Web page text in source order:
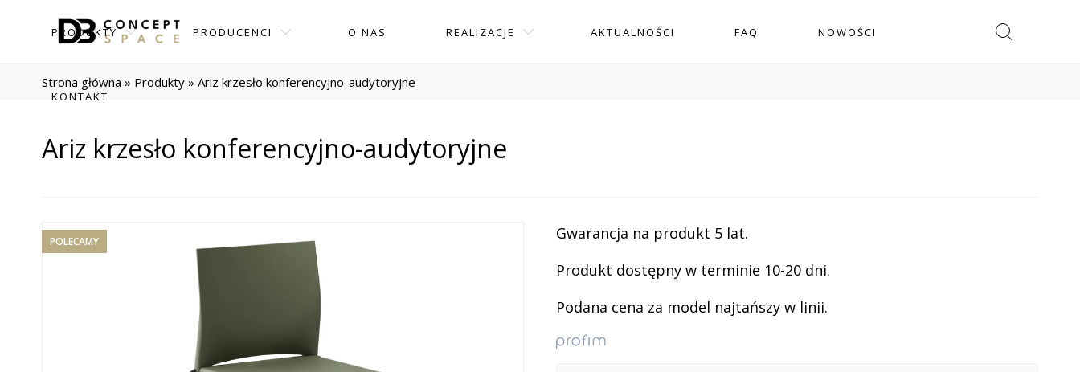
PRODUKTY PRODUCENCI O NAS REALIZACJE AKTUALNOŚCI FAQ NOWOŚCI
KONTAKT
Szukaj
Strona główna » Produkty » Ariz krzesło konferencyjno-audytoryjne
Ariz krzesło konferencyjno-audytoryjne
POLECAMY
Gwarancja na produkt 5 lat.
Produkt dostępny w terminie 10-20 dni.
Podana cena za model najtańszy w linii.